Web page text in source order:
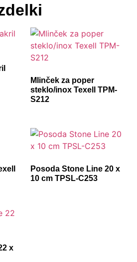
Mlinček za poper
steklo/inox Texell TPM-
S212
Posoda Stone Line 20 x
10 cm TPSL-C253
x